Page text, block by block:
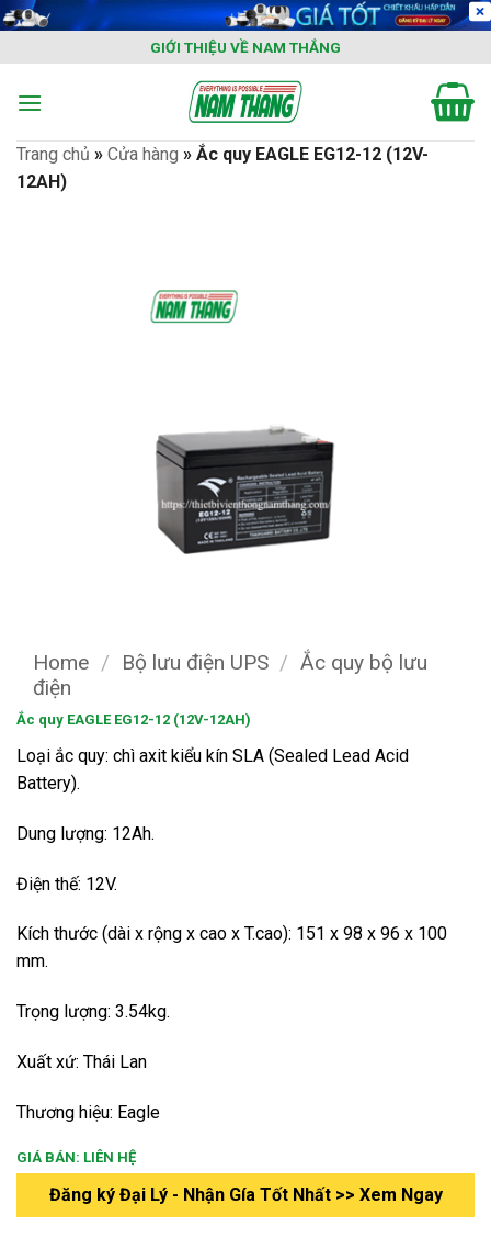
Skip
content
GIỚI THIỆU VỀ NAM THẮNG
Trang chủ » Cửa hàng » Ắc quy EAGLE EG12-12 (12V-
12AH)
Home / Bộ lưu điện UPS / Ắc quy bộ lưu
điện
Ắc quy EAGLE EG12-12 (12V-12AH)
Loại ắc quy: chì axit kiểu kín SLA (Sealed Lead Acid
Battery).
Dung lượng: 12Ah.
Điện thế: 12V.
Kích thước (dài x rộng x cao x T.cao): 151 x 98 x 96 x 100
mm.
Trọng lượng: 3.54kg.
Xuất xứ: Thái Lan
Thương hiệu: Eagle
GIÁ BÁN: LIÊN HỆ
Đăng ký Đại Lý - Nhận Gía Tốt Nhất >> Xem Ngay